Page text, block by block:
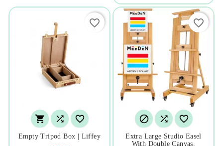
  
Empty Tripod Box | Liffey
favorite_border
  
Extra Large Studio Easel
With Double Canvas,
favorite_border